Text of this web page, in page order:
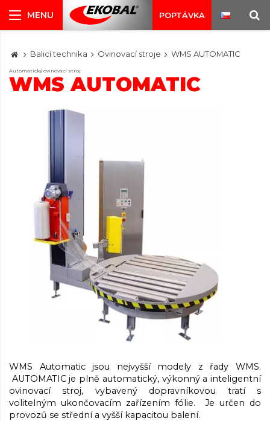
POPTÁVKA
Balicí technika Ovinovací stroje WMS AUTOMATIC
Automatický ovinovací stroj
WMS AUTOMATIC
WMS Automatic jsou nejvyšší modely z řady WMS.
AUTOMATIC je plně automatický, výkonný a inteligentní
ovinovací stroj, vybavený dopravníkovou tratí s
volitelným ukončovacím zařízením fólie. Je určen do
provozů se střední a vyšší kapacitou balení.